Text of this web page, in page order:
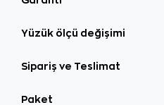
Yüzük ölçü değişimi
Sipariş ve Teslimat
Paket